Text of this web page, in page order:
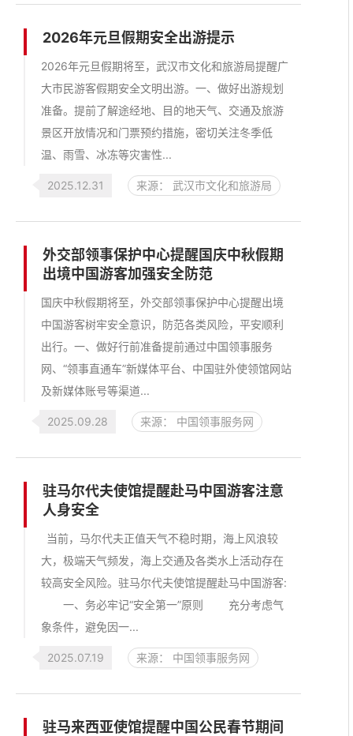
2026年元旦假期安全出游提示
2026年元旦假期将至，武汉市文化和旅游局提醒广
大市民游客假期安全文明出游。一、做好出游规划
准备。提前了解途经地、目的地天气、交通及旅游
景区开放情况和门票预约措施，密切关注冬季低
温、雨雪、冰冻等灾害性...
2025.12.31 来源： 武汉市文化和旅游局
外交部领事保护中心提醒国庆中秋假期
出境中国游客加强安全防范
国庆中秋假期将至，外交部领事保护中心提醒出境
中国游客树牢安全意识，防范各类风险，平安顺利
出行。一、做好行前准备提前通过中国领事服务
网、“领事直通车”新媒体平台、中国驻外使领馆网站
及新媒体账号等渠道...
2025.09.28 来源： 中国领事服务网
驻马尔代夫使馆提醒赴马中国游客注意
人身安全
当前，马尔代夫正值天气不稳时期，海上风浪较
大，极端天气频发，海上交通及各类水上活动存在
较高安全风险。驻马尔代夫使馆提醒赴马中国游客:
一、务必牢记“安全第一”原则 充分考虑气
象条件，避免因一...
2025.07.19 来源： 中国领事服务网
驻马来西亚使馆提醒中国公民春节期间